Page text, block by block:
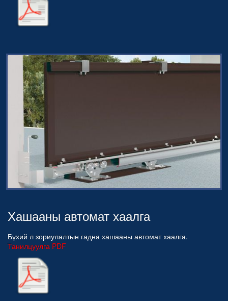
Хашааны автомат хаалга
Бүхий л зориулалтын гадна хашааны автомат хаалга.
Танилцуулга PDF